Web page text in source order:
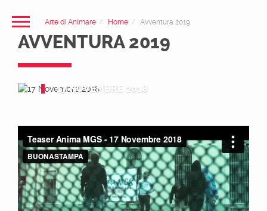
Arte di Animare Home Avventura 2019
AVVENTURA 2019
17 NOVEMBRE 2018